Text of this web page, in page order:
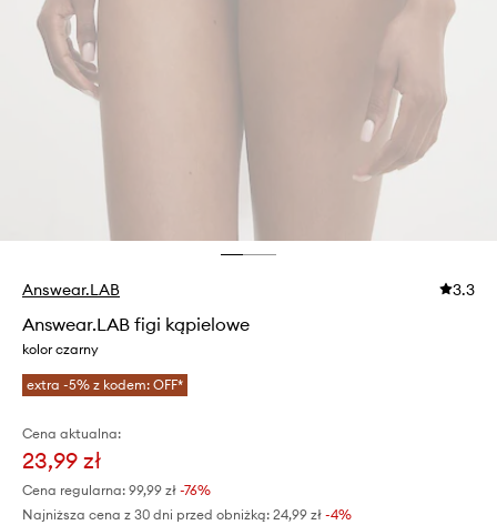
Answear.LAB 3.3
Answear.LAB figi kąpielowe
kolor czarny
extra -5% z kodem: OFF*
Cena aktualna:
23,99 zł
Cena regularna: 99,99 zł -76%
Najniższa cena z 30 dni przed obniżką: 24,99 zł -4%